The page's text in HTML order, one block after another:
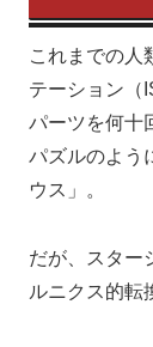
これまでの人
テーション（
パーツを何十
パズルのよう
ウス」。
だが、スター
ルニクス的転